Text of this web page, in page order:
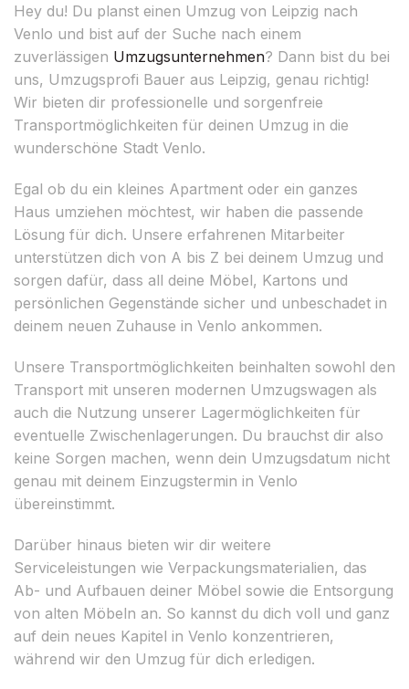
Hey du! Du planst einen Umzug von Leipzig nach
Venlo und bist auf der Suche nach einem
zuverlässigen Umzugsunternehmen? Dann bist du bei
uns, Umzugsprofi Bauer aus Leipzig, genau richtig!
Wir bieten dir professionelle und sorgenfreie
Transportmöglichkeiten für deinen Umzug in die
wunderschöne Stadt Venlo.
Egal ob du ein kleines Apartment oder ein ganzes
Haus umziehen möchtest, wir haben die passende
Lösung für dich. Unsere erfahrenen Mitarbeiter
unterstützen dich von A bis Z bei deinem Umzug und
sorgen dafür, dass all deine Möbel, Kartons und
persönlichen Gegenstände sicher und unbeschadet in
deinem neuen Zuhause in Venlo ankommen.
Unsere Transportmöglichkeiten beinhalten sowohl den
Transport mit unseren modernen Umzugswagen als
auch die Nutzung unserer Lagermöglichkeiten für
eventuelle Zwischenlagerungen. Du brauchst dir also
keine Sorgen machen, wenn dein Umzugsdatum nicht
genau mit deinem Einzugstermin in Venlo
übereinstimmt.
Darüber hinaus bieten wir dir weitere
Serviceleistungen wie Verpackungsmaterialien, das
Ab- und Aufbauen deiner Möbel sowie die Entsorgung
von alten Möbeln an. So kannst du dich voll und ganz
auf dein neues Kapitel in Venlo konzentrieren,
während wir den Umzug für dich erledigen.